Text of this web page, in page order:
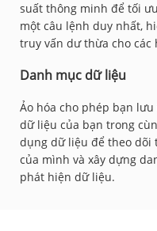
suất thông minh để tối
một câu lệnh duy nhất,
truy vấn dư thừa cho các
Danh mục dữ liệu
Ảo hóa cho phép bạn
dữ liệu của bạn trong
dụng dữ liệu để theo dõi
của mình và xây dựng
phát hiện dữ liệu.